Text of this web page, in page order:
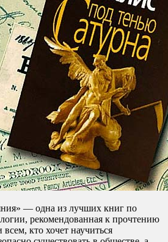
— одна из лучших книг по
рекомендованная к прочтению
кто хочет научиться